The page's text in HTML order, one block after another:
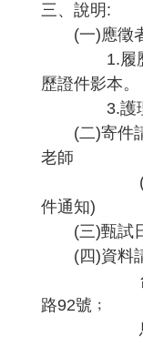
三、說明:
(一)應徵者
1.履歷(
歷證件影本。
3.護理師
(二)寄件請
老師
(合者通
件通知)
(三)甄試日
(四)資料請
台北市
路92號﹔
馬偕醫